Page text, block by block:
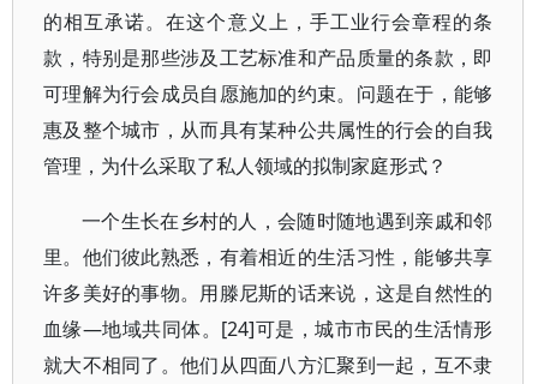
的相互承诺。在这个意义上，手工业行会章程的条
款，特别是那些涉及工艺标准和产品质量的条款，即
可理解为行会成员自愿施加的约束。问题在于，能够
惠及整个城市，从而具有某种公共属性的行会的自我
管理，为什么采取了私人领域的拟制家庭形式？
一个生长在乡村的人，会随时随地遇到亲戚和邻
里。他们彼此熟悉，有着相近的生活习性，能够共享
许多美好的事物。用滕尼斯的话来说，这是自然性的
血缘—地域共同体。[24]可是，城市市民的生活情形
就大不相同了。他们从四面八方汇聚到一起，互不隶